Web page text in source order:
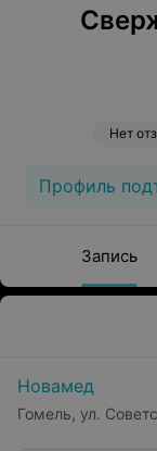
Нет
Профиль
Запись
Новамед
Гомель, ул.